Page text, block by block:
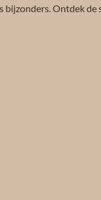
bijzonders. Ontdek de